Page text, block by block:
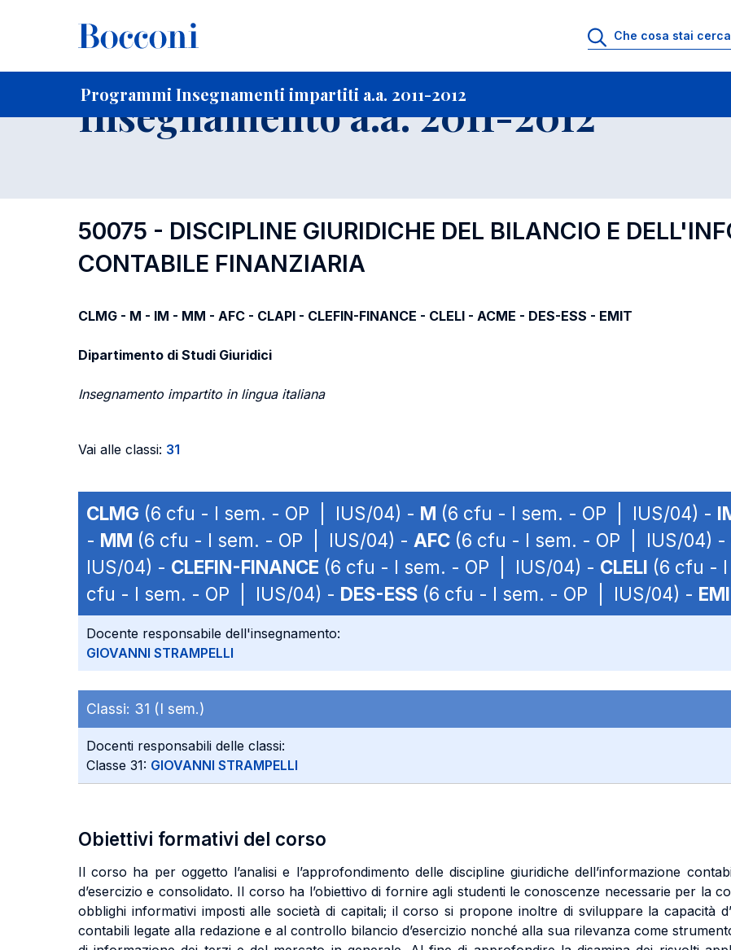
Programmi Insegnamenti impartiti a.a. 2011-2012
Home Per studenti iscritti
Programmi Insegnamenti impartiti a.a. 2011-2012
Insegnamento a.a. 2011-2012
50075 - DISCIPLINE GIURIDICHE DEL BILANCIO E
CONTABILE FINANZIARIA
CLMG - M - IM - MM - AFC - CLAPI - CLEFIN-FINANCE - CLELI - ACME - DES-ESS - EMIT
Dipartimento di Studi Giuridici
Insegnamento impartito in lingua italiana
Vai alle classi: 31
CLMG (6 cfu - I sem. - OP | IUS/04) - M (6 cfu - I sem. - OP | IUS/04) -
- MM (6 cfu - I sem. - OP | IUS/04) - AFC (6 cfu - I sem. - OP | IUS/04) -
IUS/04) - CLEFIN-FINANCE (6 cfu - I sem. - OP | IUS/04) - CLELI (6 cfu -
cfu - I sem. - OP | IUS/04) - DES-ESS (6 cfu - I sem. - OP | IUS/04) -
Docente responsabile dell'insegnamento:
GIOVANNI STRAMPELLI
Classi: 31 (I sem.)
Docenti responsabili delle classi:
Classe 31: GIOVANNI STRAMPELLI
Obiettivi formativi del corso
Il corso ha per oggetto l’analisi e l’approfondimento delle discipline giuridiche dell’informazione
d’esercizio e consolidato. Il corso ha l’obiettivo di fornire agli studenti le conoscenze necessarie per la
obblighi informativi imposti alle società di capitali; il corso si propone inoltre di sviluppare la capacità
contabili legate alla redazione e al controllo bilancio d’esercizio nonché alla sua rilevanza come